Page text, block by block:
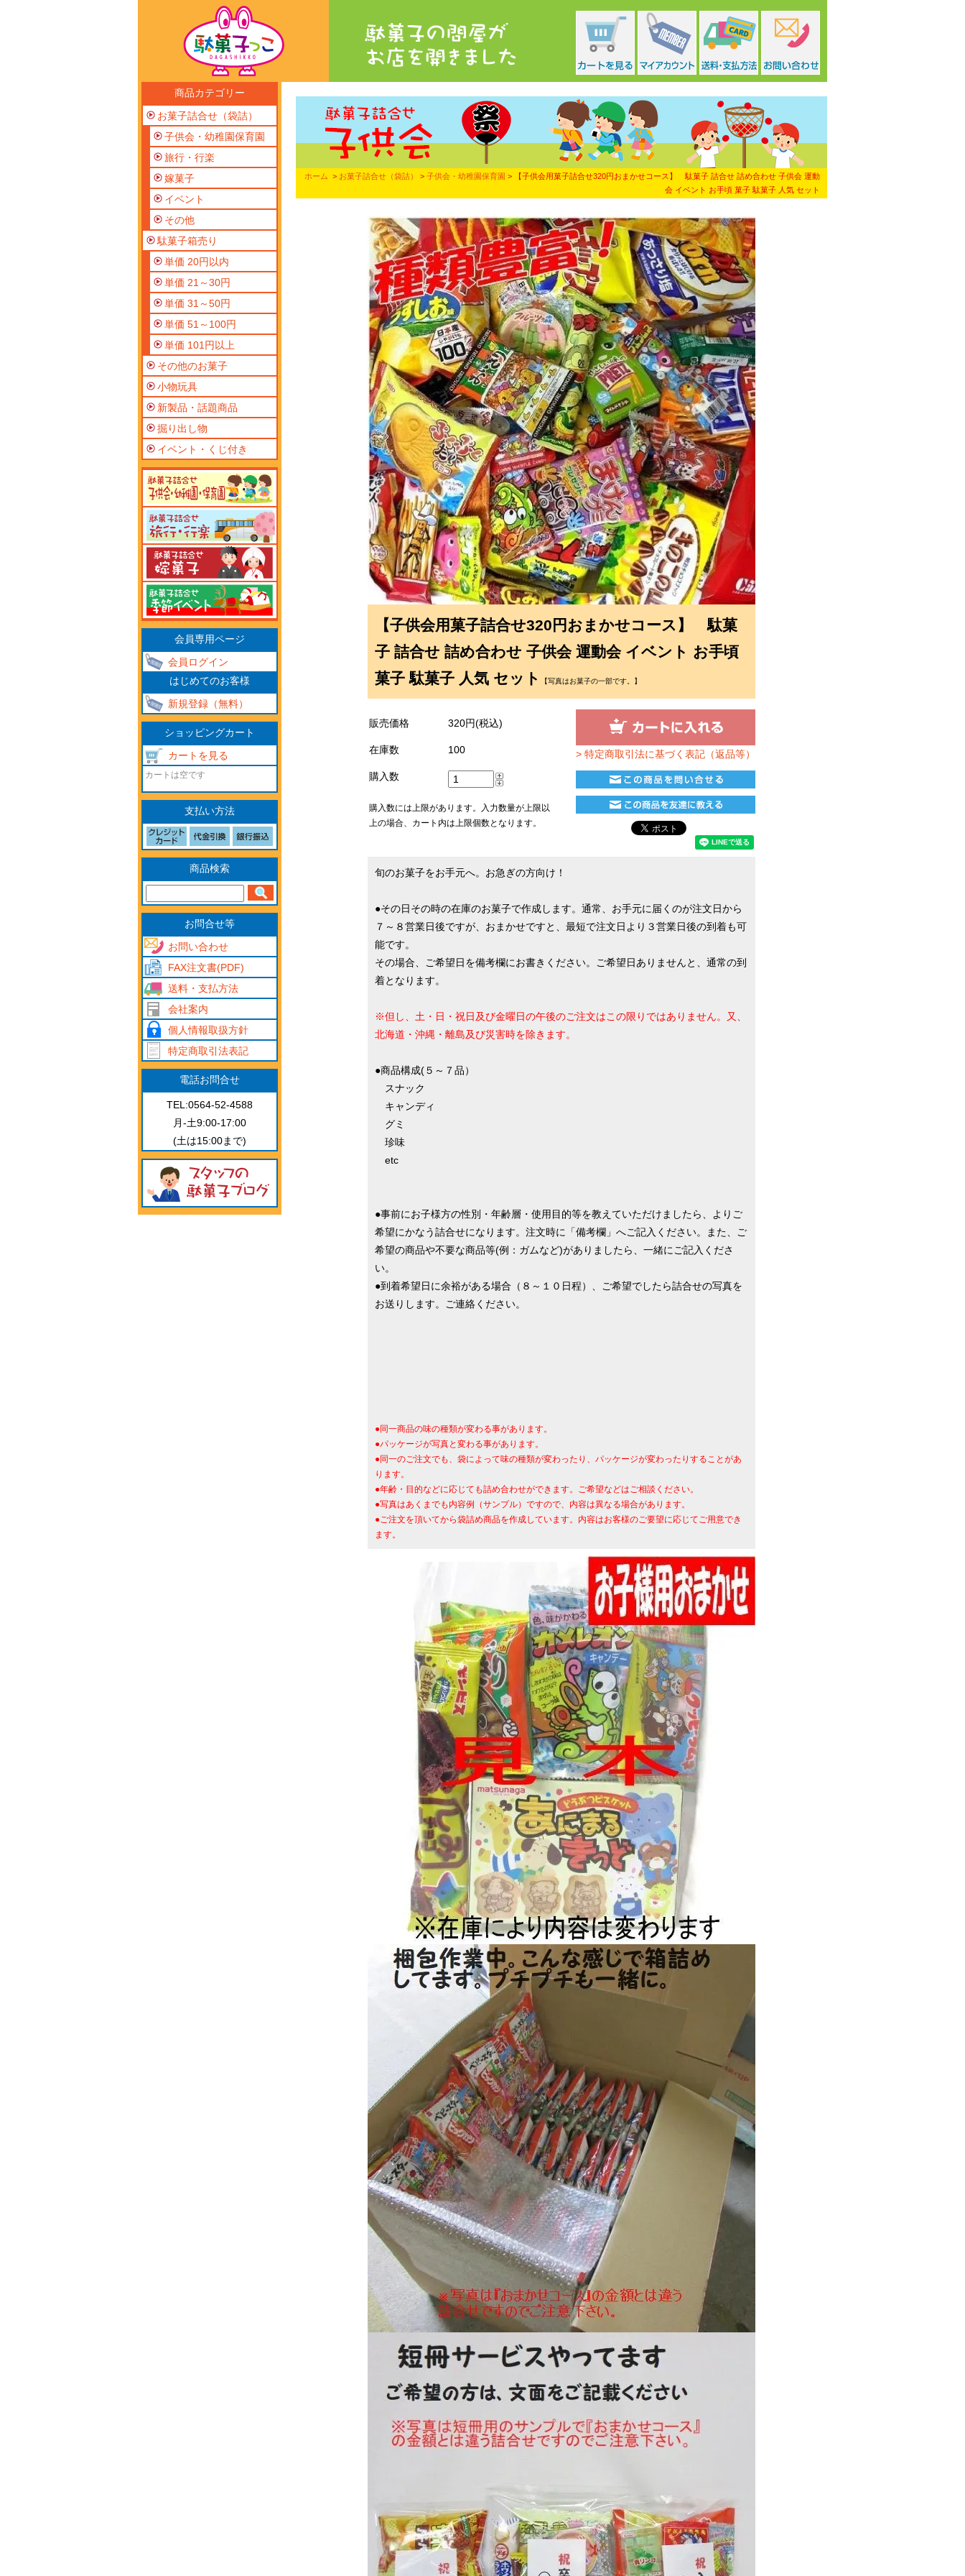
ホーム > お菓子詰合せ（袋詰） > 子供会・幼稚園保育園 > 【子供会用菓子詰合せ320円おまかせコース】 駄菓子 詰合せ 詰め合わせ 子供会 運動
会 イベント お手頃 菓子 駄菓子 人気 セット
【子供会用菓子詰合せ320円おまかせコース】 駄菓
子 詰合せ 詰め合わせ 子供会 運動会 イベント お手頃
菓子 駄菓子 人気 セット
【写真はお菓子の一部です。】
販売価格 320円(税込)
在庫数 100
購入数
購入数には上限があります。入力数量が上限以
上の場合、カート内は上限個数となります。
> 特定商取引法に基づく表記（返品等）
旬のお菓子をお手元へ。お急ぎの方向け！
●その日その時の在庫のお菓子で作成します。通常、お手元に届くのが注文日から
７～８営業日後ですが、おまかせですと、最短で注文日より３営業日後の到着も可
能です。
その場合、ご希望日を備考欄にお書きください。ご希望日ありませんと、通常の到
着となります。
※但し、土・日・祝日及び金曜日の午後のご注文はこの限りではありません。又、
北海道・沖縄・離島及び災害時を除きます。
●商品構成(５～７品）
スナック
キャンディ
グミ
珍味
etc
●事前にお子様方の性別・年齢層・使用目的等を教えていただけましたら、よりご
希望にかなう詰合せになります。注文時に「備考欄」へご記入ください。また、ご
希望の商品や不要な商品等(例：ガムなど)がありましたら、一緒にご記入くださ
い。
●到着希望日に余裕がある場合（８～１０日程）、ご希望でしたら詰合せの写真を
お送りします。ご連絡ください。
●同一商品の味の種類が変わる事があります。
●パッケージが写真と変わる事があります。
●同一のご注文でも、袋によって味の種類が変わったり、パッケージが変わったりすることがあ
ります。
●年齢・目的などに応じても詰め合わせができます。ご希望などはご相談ください。
●写真はあくまでも内容例（サンプル）ですので、内容は異なる場合があります。
●ご注文を頂いてから袋詰め商品を作成しています。内容はお客様のご要望に応じてご用意でき
ます。
商品カテゴリー
お菓子詰合せ（袋詰）
子供会・幼稚園保育園
旅行・行楽
嫁菓子
イベント
その他
駄菓子箱売り
単価 20円以内
単価 21～30円
単価 31～50円
単価 51～100円
単価 101円以上
その他のお菓子
小物玩具
新製品・話題商品
掘り出し物
イベント・くじ付き
会員専用ページ
会員ログイン
はじめてのお客様
新規登録（無料）
ショッピングカート
カートを見る
カートは空です
支払い方法
商品検索
お問合せ等
お問い合わせ
FAX注文書(PDF)
送料・支払方法
会社案内
個人情報取扱方針
特定商取引法表記
電話お問合せ
TEL:0564-52-4588
月-土9:00-17:00
(土は15:00まで)